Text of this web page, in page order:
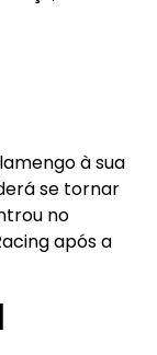
à sua
se tornar
no
após a